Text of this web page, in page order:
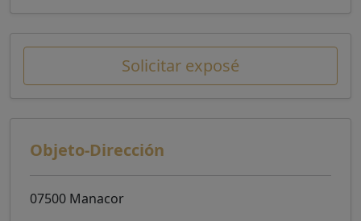
Solicitar exposé
Objeto-Dirección
07500 Manacor